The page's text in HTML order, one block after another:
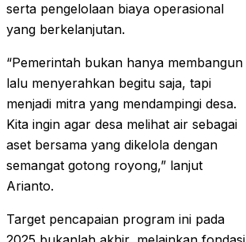
serta pengelolaan biaya operasional
yang berkelanjutan.
“Pemerintah bukan hanya membangun
lalu menyerahkan begitu saja, tapi
menjadi mitra yang mendampingi desa.
Kita ingin agar desa melihat air sebagai
aset bersama yang dikelola dengan
semangat gotong royong,” lanjut
Arianto.
Target pencapaian program ini pada